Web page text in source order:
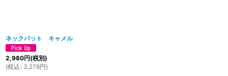
ネックパット キャメル
2,980円(税別)
(税込 : 3,278円)